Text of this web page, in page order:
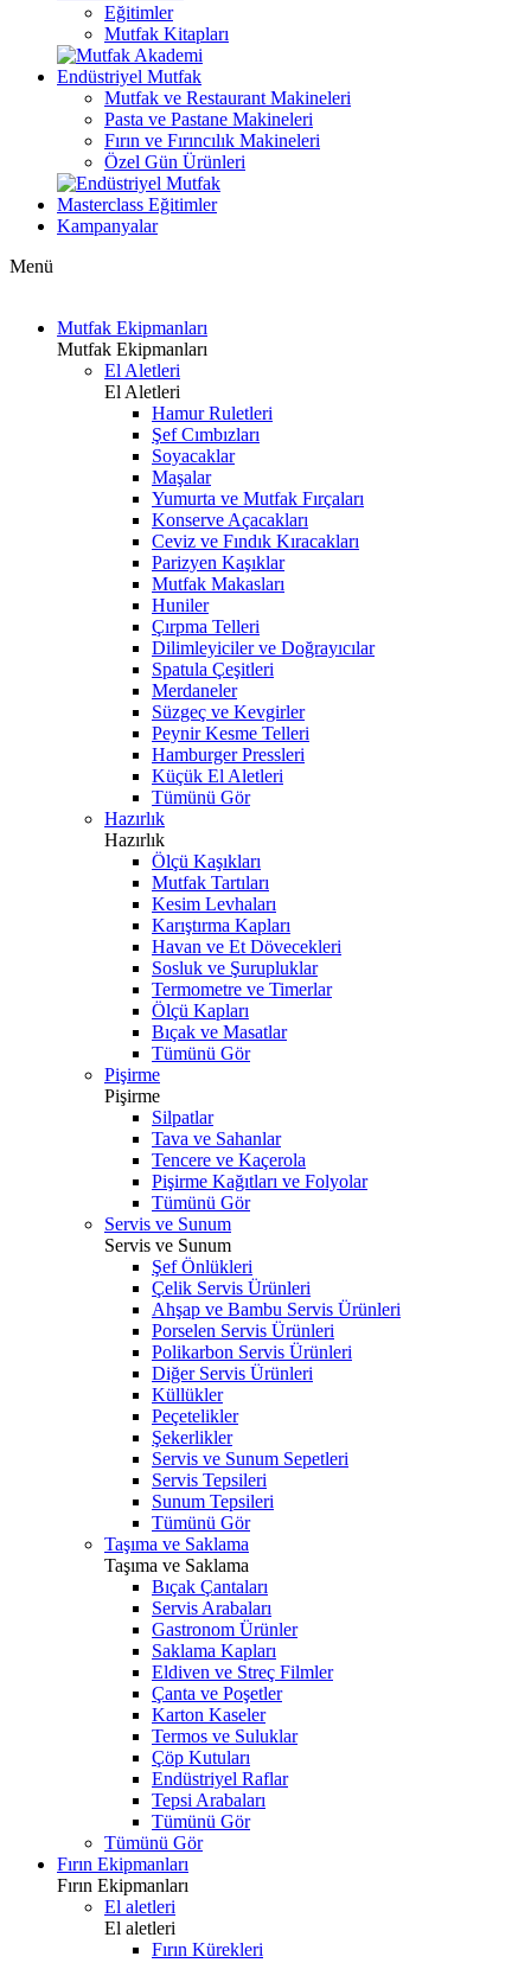
Eğitimler
Mutfak Kitapları
Endüstriyel Mutfak
Mutfak ve Restaurant Makineleri
Pasta ve Pastane Makineleri
Fırın ve Fırıncılık Makineleri
Özel Gün Ürünleri
Masterclass Eğitimler
Kampanyalar
Menü
Mutfak Ekipmanları
Mutfak Ekipmanları
El Aletleri
El Aletleri
Hamur Ruletleri
Şef Cımbızları
Soyacaklar
Maşalar
Yumurta ve Mutfak Fırçaları
Konserve Açacakları
Ceviz ve Fındık Kıracakları
Parizyen Kaşıklar
Mutfak Makasları
Huniler
Çırpma Telleri
Dilimleyiciler ve Doğrayıcılar
Spatula Çeşitleri
Merdaneler
Süzgeç ve Kevgirler
Peynir Kesme Telleri
Hamburger Pressleri
Küçük El Aletleri
Tümünü Gör
Hazırlık
Hazırlık
Ölçü Kaşıkları
Mutfak Tartıları
Kesim Levhaları
Karıştırma Kapları
Havan ve Et Dövecekleri
Sosluk ve Şurupluklar
Termometre ve Timerlar
Ölçü Kapları
Bıçak ve Masatlar
Tümünü Gör
Pişirme
Pişirme
Silpatlar
Tava ve Sahanlar
Tencere ve Kaçerola
Pişirme Kağıtları ve Folyolar
Tümünü Gör
Servis ve Sunum
Servis ve Sunum
Şef Önlükleri
Çelik Servis Ürünleri
Ahşap ve Bambu Servis Ürünleri
Porselen Servis Ürünleri
Polikarbon Servis Ürünleri
Diğer Servis Ürünleri
Küllükler
Peçetelikler
Şekerlikler
Servis ve Sunum Sepetleri
Servis Tepsileri
Sunum Tepsileri
Tümünü Gör
Taşıma ve Saklama
Taşıma ve Saklama
Bıçak Çantaları
Servis Arabaları
Gastronom Ürünler
Saklama Kapları
Eldiven ve Streç Filmler
Çanta ve Poşetler
Karton Kaseler
Termos ve Suluklar
Çöp Kutuları
Endüstriyel Raflar
Tepsi Arabaları
Tümünü Gör
Tümünü Gör
Fırın Ekipmanları
Fırın Ekipmanları
El aletleri
El aletleri
Fırın Kürekleri